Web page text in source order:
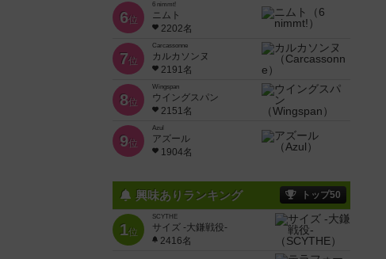
6位
6 nimmt!
ニムト
2202名
7位
Carcassonne
カルカソンヌ
2191名
8位
Wingspan
ウイングスパン
2151名
9位
Azul
アズール
1904名
興味ありランキング トップ50
1位
SCYTHE
サイズ -大鎌戦役-
2416名